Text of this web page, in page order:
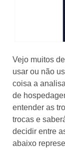
Vejo muitos
usar ou não
coisa a
de
entender as
trocas e
decidir entre
abaixo